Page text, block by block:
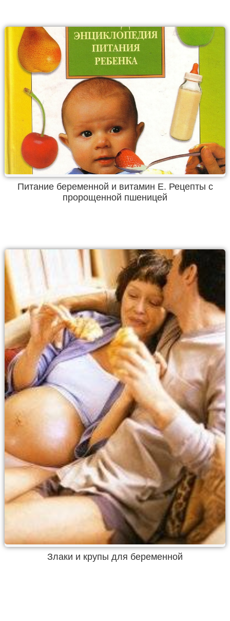
Питание беременной и витамин Е. Рецепты с
пророщенной пшеницей
Злаки и крупы для беременной